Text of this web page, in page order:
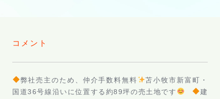
コメント
弊社売主のため、仲介手数料無料
苫小牧市新富町・
国道36号線沿いに位置する約89坪の売土地です
建